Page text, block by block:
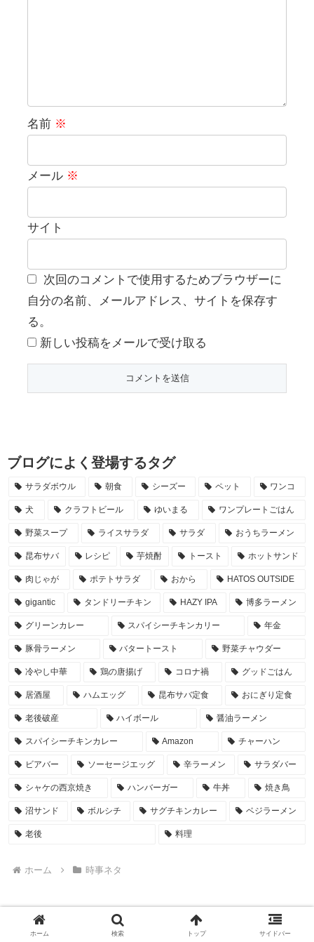
名前 ※
メール ※
サイト
次回のコメントで使用するためブラウザーに
自分の名前、メールアドレス、サイトを保存す
る。
新しい投稿をメールで受け取る
ブログによく登場するタグ
サラダボウル 朝食 シーズー ペット ワンコ
犬 クラフトビール ゆいまる ワンプレートごはん
野菜スープ ライスサラダ サラダ おうちラーメン
昆布サバ レシピ 芋焼酎 トースト ホットサンド
肉じゃが ポテトサラダ おから HATOS OUTSIDE
gigantic タンドリーチキン HAZY IPA 博多ラーメン
グリーンカレー スパイシーチキンカリー 年金
豚骨ラーメン バタートースト 野菜チャウダー
冷やし中華 鶏の唐揚げ コロナ禍 グッドごはん
居酒屋 ハムエッグ 昆布サバ定食 おにぎり定食
老後破産 ハイボール 醤油ラーメン
スパイシーチキンカレー Amazon チャーハン
ビアバー ソーセージエッグ 辛ラーメン サラダバー
シャケの西京焼き ハンバーガー 牛丼 焼き鳥
沼サンド ボルシチ サグチキンカレー ベジラーメン
老後 料理
ホーム 時事ネタ
ホーム 検索 トップ サイドバー